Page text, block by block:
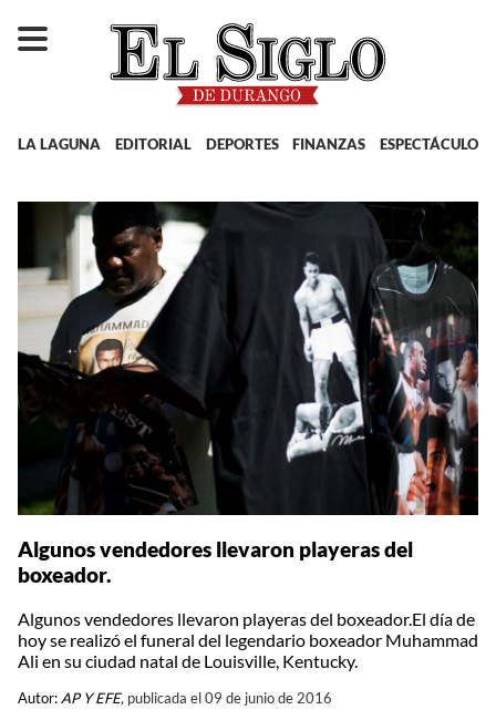
LA LAGUNA EDITORIAL DEPORTES FINANZAS ESPECTÁCULOS
Algunos vendedores llevaron playeras del
boxeador.
Algunos vendedores llevaron playeras del boxeador.El día de
hoy se realizó el funeral del legendario boxeador Muhammad
Ali en su ciudad natal de Louisville, Kentucky.
Autor:AP Y EFE, publicada el 09 de junio de 2016